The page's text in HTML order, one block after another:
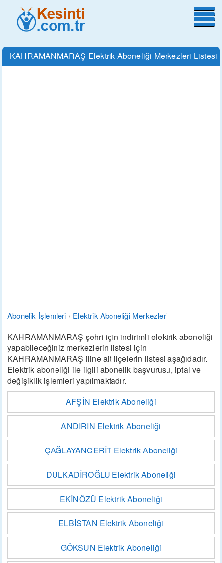
KAHRAMANMARAŞ Elektrik Aboneliği Merkezleri Listesi
Abonelik İşlemleri › Elektrik Aboneliği Merkezleri
KAHRAMANMARAŞ şehri için indirimli elektrik aboneliği
yapabileceğiniz merkezlerin listesi için
KAHRAMANMARAŞ iline ait ilçelerin listesi aşağıdadır.
Elektrik aboneliği ile ilgili abonelik başvurusu, iptal ve
değişiklik işlemleri yapılmaktadır.
AFŞİN Elektrik Aboneliği
ANDIRIN Elektrik Aboneliği
ÇAĞLAYANCERİT Elektrik Aboneliği
DULKADİROĞLU Elektrik Aboneliği
EKİNÖZÜ Elektrik Aboneliği
ELBİSTAN Elektrik Aboneliği
GÖKSUN Elektrik Aboneliği